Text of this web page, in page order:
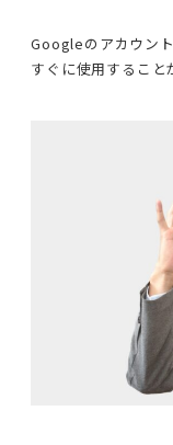
Googleのアカウン
すぐに使用すること